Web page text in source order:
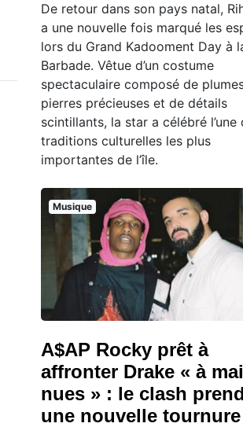
De retour dans son pays natal,
a une nouvelle fois marqué les
lors du Grand Kadooment Day à
Barbade. Vêtue d’un costume
spectaculaire composé de
pierres précieuses et de détails
scintillants, la star a célébré l’une
traditions culturelles les plus
importantes de l’île.
Musique
A$AP Rocky prêt à
affronter Drake « à
nues » : le clash prend
une nouvelle tournure